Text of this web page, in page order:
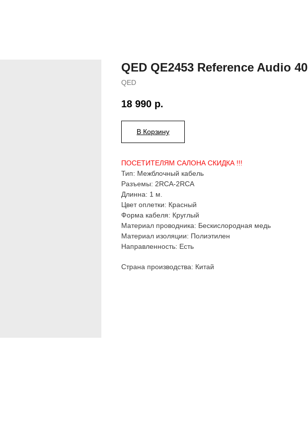
QED QE2453 Reference Audio 40
QED
18 990 р.
В Корзину
ПОСЕТИТЕЛЯМ САЛОНА СКИДКА !!!
Тип: Межблочный кабель
Разъемы: 2RCA-2RCA
Длинна: 1 м.
Цвет оплетки: Красный
Форма кабеля: Круглый
Материал проводника: Бескислородная медь
Материал изоляции: Полиэтилен
Направленность: Есть
Страна производства: Китай